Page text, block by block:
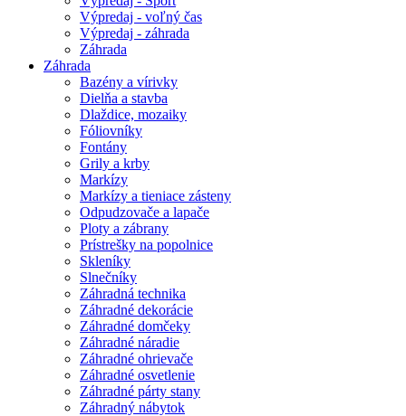
Výpredaj - voľný čas
Výpredaj - záhrada
Záhrada
Záhrada
Bazény a vírivky
Dielňa a stavba
Dlaždice, mozaiky
Fóliovníky
Fontány
Grily a krby
Markízy
Markízy a tieniace zásteny
Odpudzovače a lapače
Ploty a zábrany
Prístrešky na popolnice
Skleníky
Slnečníky
Záhradná technika
Záhradné dekorácie
Záhradné domčeky
Záhradné náradie
Záhradné ohrievače
Záhradné osvetlenie
Záhradné párty stany
Záhradný nábytok